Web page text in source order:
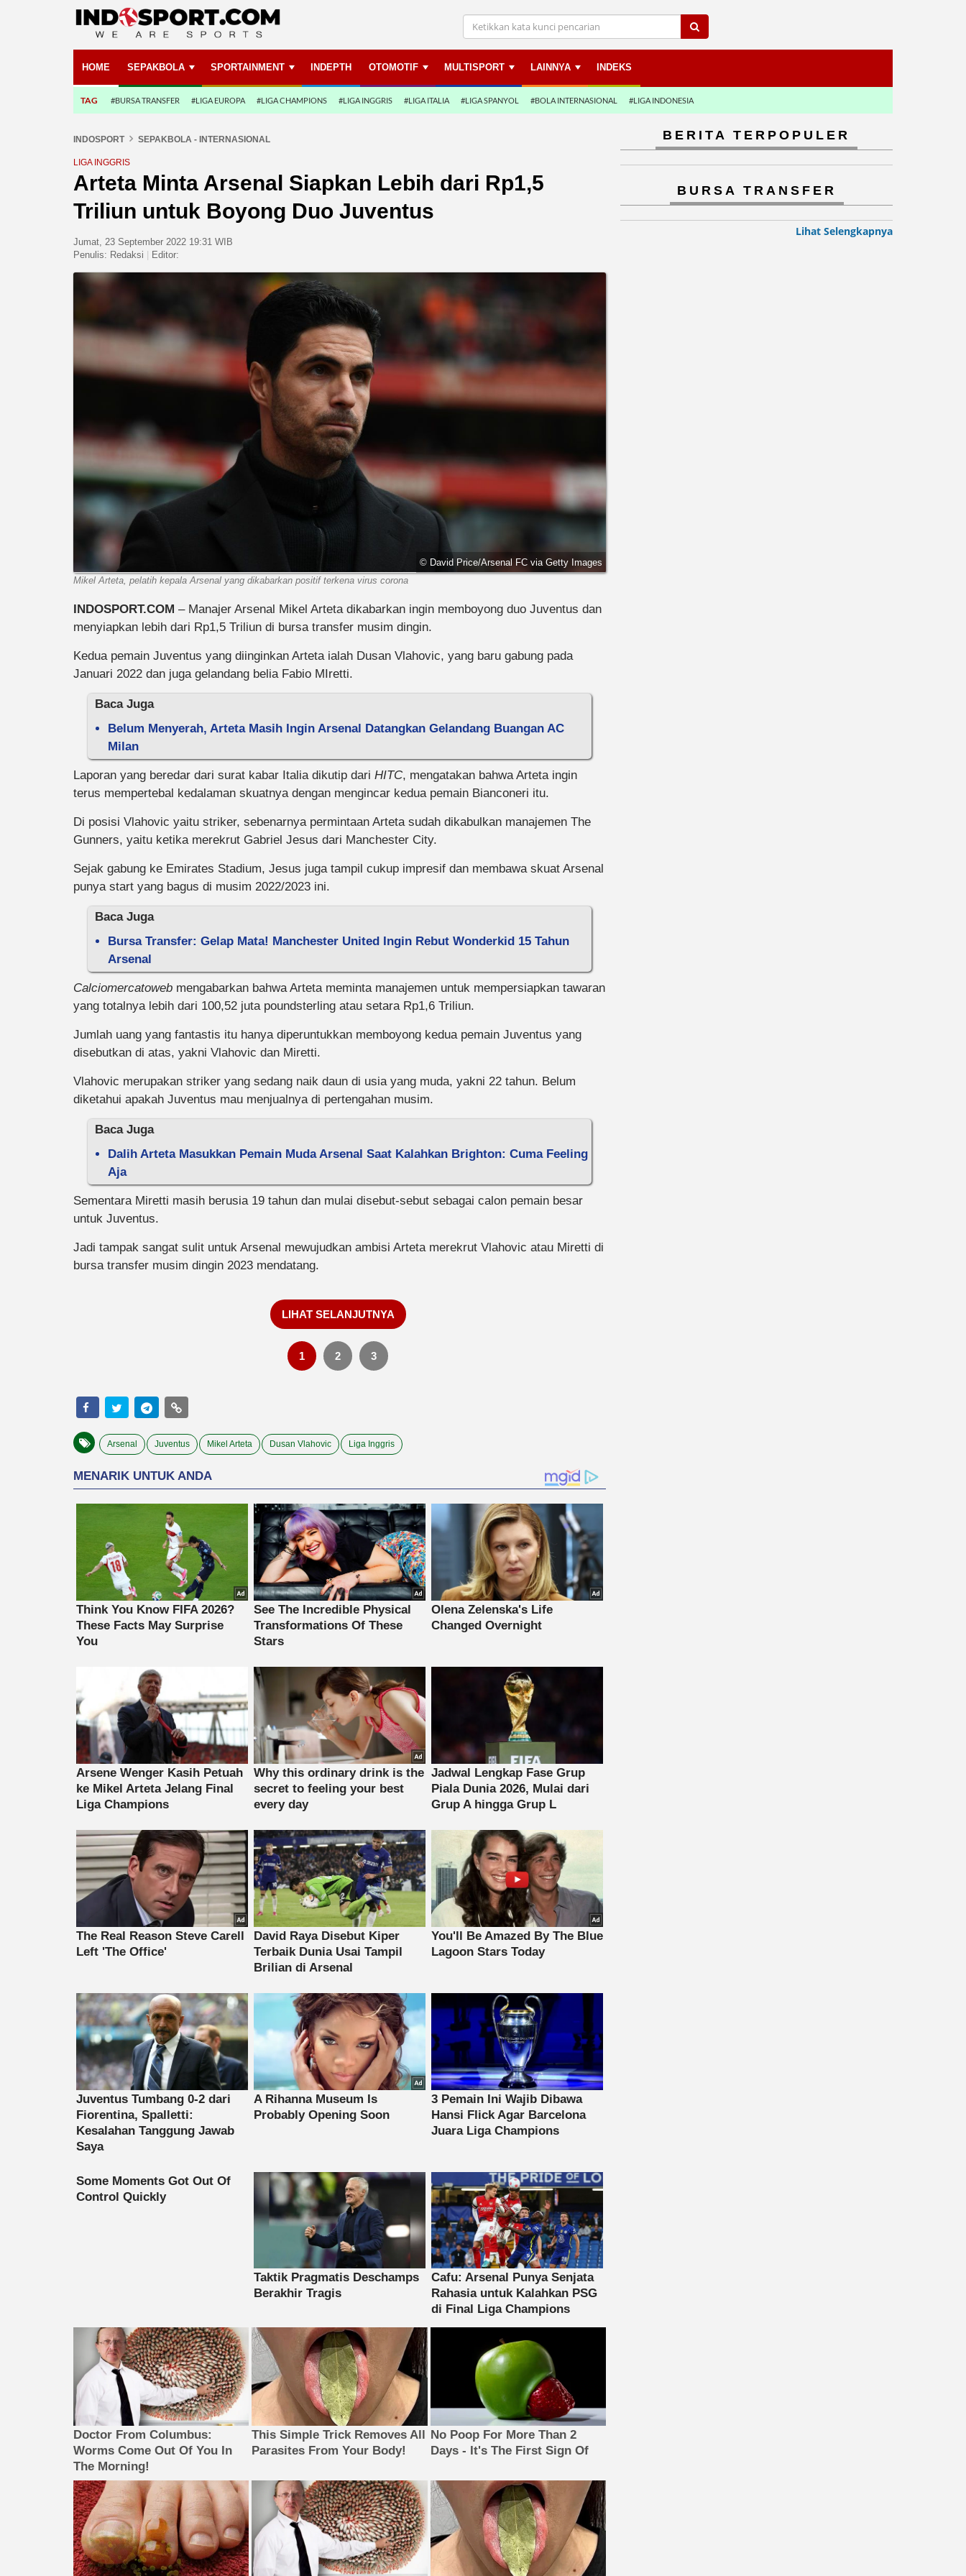
HOME SEPAKBOLA SPORTAINMENT INDEPTH OTOMOTIF MULTISPORT LAINNYA INDEKS
TAG #BURSA TRANSFER #LIGA EUROPA #LIGA CHAMPIONS #LIGA INGGRIS #LIGA ITALIA #LIGA SPANYOL #BOLA INTERNASIONAL #LIGA INDONESIA
INDOSPORT SEPAKBOLA - INTERNASIONAL
LIGA INGGRIS
Arteta Minta Arsenal Siapkan Lebih dari Rp1,5
Triliun untuk Boyong Duo Juventus
Jumat, 23 September 2022 19:31 WIB
Penulis: Redaksi Editor:
© David Price/Arsenal FC via Getty Images
Mikel Arteta, pelatih kepala Arsenal yang dikabarkan positif terkena virus corona
INDOSPORT.COM – Manajer Arsenal Mikel Arteta dikabarkan ingin memboyong duo Juventus dan
menyiapkan lebih dari Rp1,5 Triliun di bursa transfer musim dingin.
Kedua pemain Juventus yang diinginkan Arteta ialah Dusan Vlahovic, yang baru gabung pada
Januari 2022 dan juga gelandang belia Fabio MIretti.
Baca Juga
Belum Menyerah, Arteta Masih Ingin Arsenal Datangkan Gelandang Buangan AC
Milan
Laporan yang beredar dari surat kabar Italia dikutip dari HITC, mengatakan bahwa Arteta ingin
terus mempertebal kedalaman skuatnya dengan mengincar kedua pemain Bianconeri itu.
Di posisi Vlahovic yaitu striker, sebenarnya permintaan Arteta sudah dikabulkan manajemen The
Gunners, yaitu ketika merekrut Gabriel Jesus dari Manchester City.
Sejak gabung ke Emirates Stadium, Jesus juga tampil cukup impresif dan membawa skuat Arsenal
punya start yang bagus di musim 2022/2023 ini.
Baca Juga
Bursa Transfer: Gelap Mata! Manchester United Ingin Rebut Wonderkid 15 Tahun
Arsenal
Calciomercatoweb mengabarkan bahwa Arteta meminta manajemen untuk mempersiapkan tawaran
yang totalnya lebih dari 100,52 juta poundsterling atau setara Rp1,6 Triliun.
Jumlah uang yang fantastis itu hanya diperuntukkan memboyong kedua pemain Juventus yang
disebutkan di atas, yakni Vlahovic dan Miretti.
Vlahovic merupakan striker yang sedang naik daun di usia yang muda, yakni 22 tahun. Belum
diketahui apakah Juventus mau menjualnya di pertengahan musim.
Baca Juga
Dalih Arteta Masukkan Pemain Muda Arsenal Saat Kalahkan Brighton: Cuma Feeling
Aja
Sementara Miretti masih berusia 19 tahun dan mulai disebut-sebut sebagai calon pemain besar
untuk Juventus.
Jadi tampak sangat sulit untuk Arsenal mewujudkan ambisi Arteta merekrut Vlahovic atau Miretti di
bursa transfer musim dingin 2023 mendatang.
LIHAT SELANJUTNYA
1 2 3
Arsenal Juventus Mikel Arteta Dusan Vlahovic Liga Inggris
Doctor From Columbus:
Worms Come Out Of You In
The Morning!
This Simple Trick Removes All
Parasites From Your Body!
No Poop For More Than 2
Days - It's The First Sign Of
BERITA TERPOPULER
BURSA TRANSFER
Lihat Selengkapnya